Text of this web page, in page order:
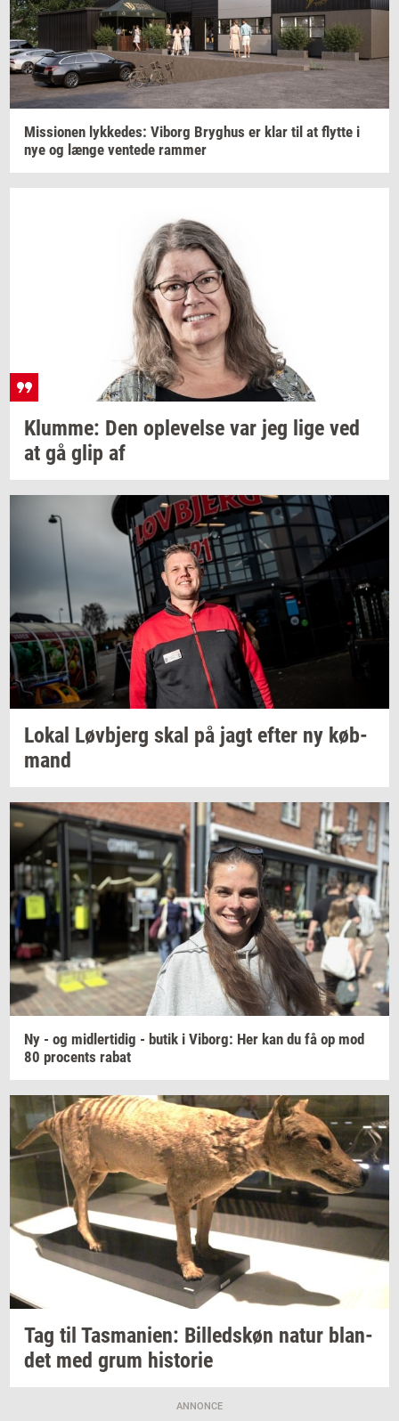
Mis­sio­nen lyk­ke­des: Vi­borg Bryg­hus er klar til at flyt­te i
nye og længe ven­te­de ram­mer
Klum­me: Den op­le­vel­se var jeg lige ved
at gå glip af
Lokal Løvb­jerg skal på jagt efter ny køb­
mand
Ny - og mid­ler­ti­dig - butik i Vi­borg: Her kan du få op mod
80 pro­cents rabat
Tag til Tas­ma­ni­en: Bil­leds­køn natur blan­
det med grum hi­sto­rie
ANNONCE